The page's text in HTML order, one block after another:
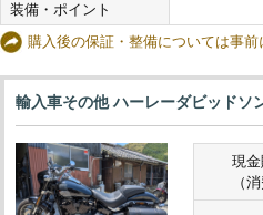
装備・ポイント
購入後の保証・整備については事
輸入車その他 ハーレーダビッド
現
（